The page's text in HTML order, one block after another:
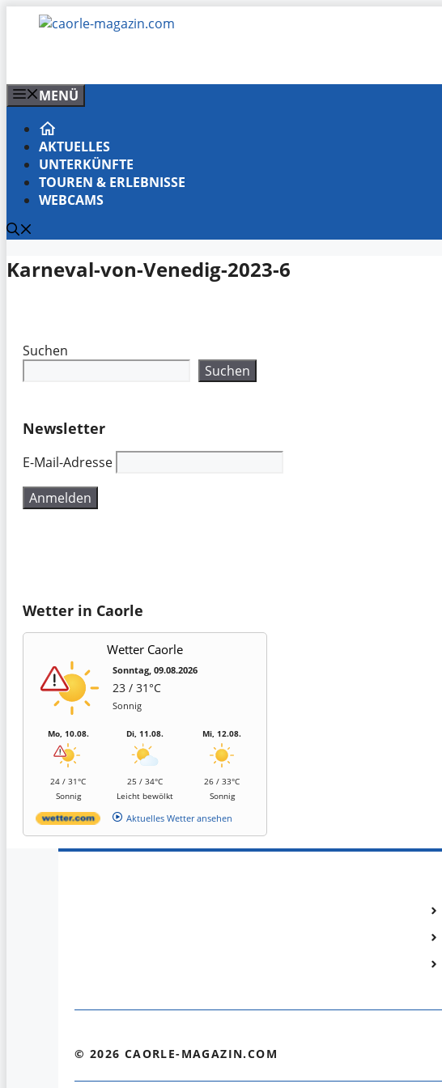
Inhalt
MENÜ
AKTUELLES
UNTERKÜNFTE
TOUREN & ERLEBNISSE
WEBCAMS
Karneval-von-Venedig-2023-6
Suchen
Suchen
Newsletter
E-Mail-Adresse
Wetter in Caorle
Wetter Caorle
Sonntag, 09.08.2026
23 / 31°C
Sonnig
Mo, 10.08.
24 / 31°C
Sonnig
Di, 11.08.
25 / 34°C
Leicht bewölkt
Mi, 12.08.
26 / 33°C
Sonnig
Aktuelles Wetter ansehen
© 2026 CAORLE-MAGAZIN.COM